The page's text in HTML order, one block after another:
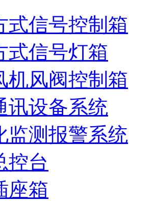
式信号控制箱
式信号灯箱
机风阀控制箱
讯设备系统
监测报警系统
控台
座箱